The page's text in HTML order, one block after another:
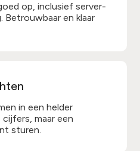
op, inclusief server-
Betrouwbaar en klaar
in een helder
maar een
sturen.